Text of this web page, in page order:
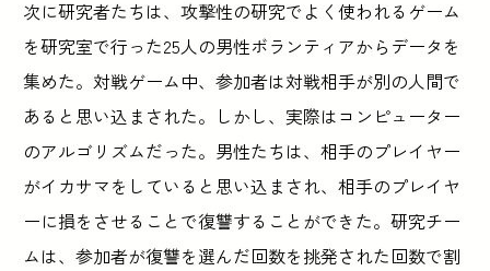
次に研究者たちは、攻撃性の研究でよく使われるゲーム
を研究室で行った25人の男性ボランティアからデータを
集めた。対戦ゲーム中、参加者は対戦相手が別の人間で
あると思い込まされた。しかし、実際はコンピューター
のアルゴリズムだった。男性たちは、相手のプレイヤー
がイカサマをしていると思い込まされ、相手のプレイヤ
ーに損をさせることで復讐することができた。研究チー
ムは、参加者が復讐を選んだ回数を挑発された回数で割